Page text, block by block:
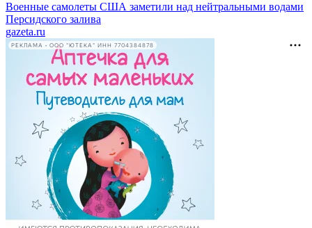
Военные самолеты США заметили над нейтральными водами
Персидского залива
gazeta.ru
РЕКЛАМА • ООО "ЮТЕКА" ИНН 7704384878